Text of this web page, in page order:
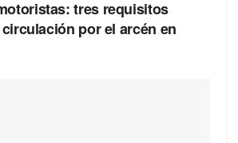
tres requisitos
por el arcén en